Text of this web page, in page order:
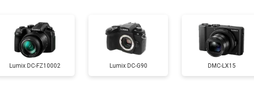
от 120 мин от 4300 ₽
от 60 мин от 3300 ₽
Lumix DC-FZ10002 Lumix DC-G90 DMC-LX15